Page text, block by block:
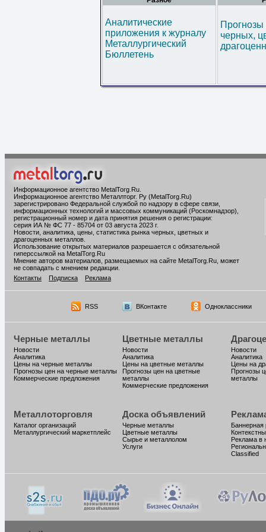
Аналитические
приложения к журналу
Металлургический
Бюллетень
черных,
Информационное агентство MetalTorg.Ru
Информационное агентство Металлторг. Ру (MetalTorg.Ru)
зарегистрировано Федеральной службой по надзору в сфере связи,
информационных технологий и массовых коммуникаций (Роскомнадзор),
регистрационный номер и дата принятия решения о регистрации:
серия ИА № ФС 77 - 85704 от 03 августа 2023 г.
Новости, аналитика, цены, статистика рынка черных, цветных и
драгоценных металлов.
Использование открытых материалов разрешается с обязательной
гиперссылкой на MetalTorg.Ru
Мнение авторов материалов, размещаемых на сайте MetalTorg.Ru, может
не совпадать с мнением редакции.
Контакты
Подписка Реклама
RSS ВКонтакте Одноклассники
Черные металлы
Новости
Аналитика
Цены на черные металлы
Прогнозы цен на черные металлы
Коммерческие предложения
Цветные металлы
Новости
Аналитика
Цены на цветные металлы
Прогнозы цен на цветные
металлы
Коммерческие предложения
Новости
Аналитика
Цены на
Прогнозы
металлы
Металлоторговля
Каталог организаций
Металлургический маркетплейс
Доска объявлений
Черные металлы
Цветные металлы
Сырье и металлолом
Услуги
Баннерная
Реклама в
Classified